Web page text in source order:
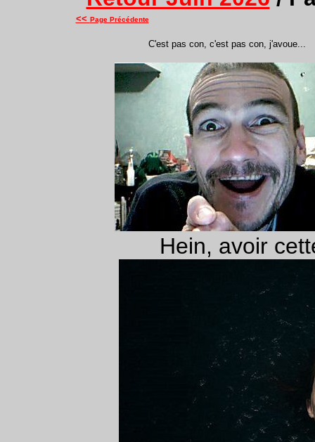
<< Page Précédente
C'est pas con, c'est pas con, j'avoue...
Hein, avoir